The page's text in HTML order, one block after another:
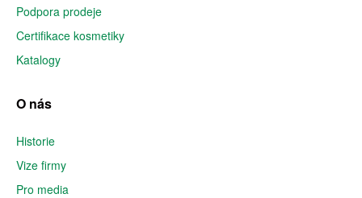
Podpora prodeje
Certifikace kosmetiky
Katalogy
O nás
Historie
Vize firmy
Pro media